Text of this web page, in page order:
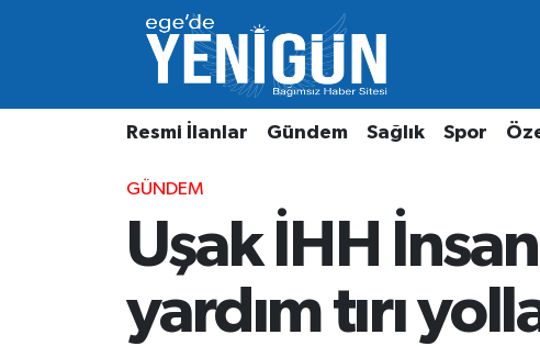
Resmi İlanlar Gündem Sağlık Spor
GÜNDEM
Uşak İHH
yardım tırı
Resmi İlanlar
Gündem
Özel Haber
Beyoğlu Nöbetçi Eczaneler
Beyoğlu Hava Durumu
Beyoğlu Trafik Yoğunluk Haritası
Süper Lig Puan Durumu ve Fikstür
Tüm Manşetler